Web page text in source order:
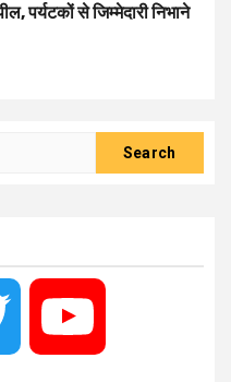
पर्यटकों से जिम्मेदारी निभाने
Twitter